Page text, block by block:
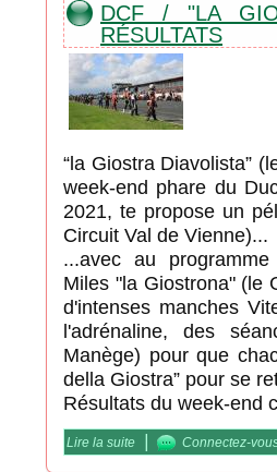
DCF / "LA
RÉSULTATS
“la Giostra Diavolista”
week-end phare du
2021, te propose un
Circuit Val de Vienne)...
...avec au
Miles "la Giostrona" (le
d'intenses manches
l'adrénaline, des
Manège) pour que
della Giostra” pour se
Résultats du week-end
Lire la suite de DCF / "la Giostra
Connectez-